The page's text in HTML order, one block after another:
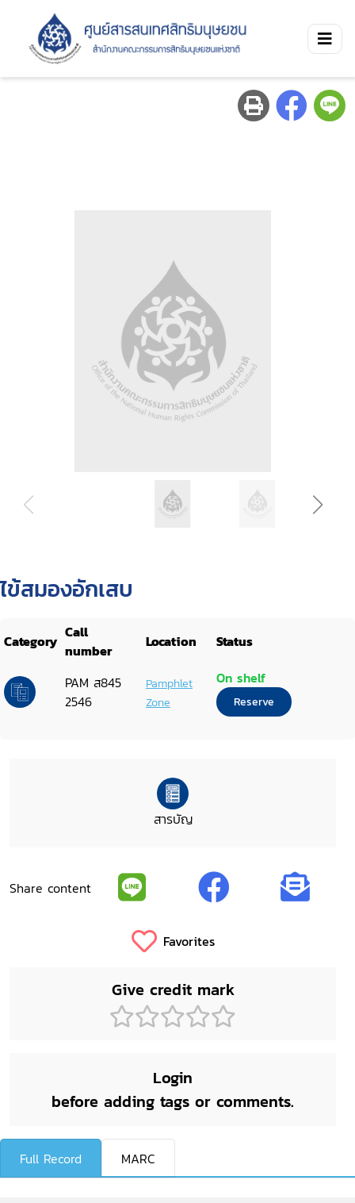
ไข้สมองอักเสบ
Category Call
number
Location Status
PAM ส845
2546
Pamphlet
Zone
On shelf
Reserve
สารบัญ
Share content
Favorites
Give credit mark
Login
before adding tags or comments.
Full Record MARC